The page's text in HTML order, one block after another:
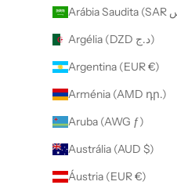
Argélia (DZD د.ج)
Argentina (EUR €)
Arménia (AMD դր.)
Aruba (AWG ƒ)
Austrália (AUD $)
Áustria (EUR €)